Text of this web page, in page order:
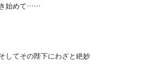
き始めて……
してその陛下にわざと絶妙